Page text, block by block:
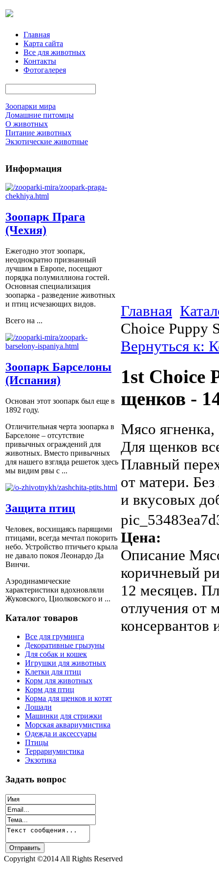
Главная
Карта сайта
Все для животных
Контакты
Фотогалерея
Зоопарки мира
Домашние питомцы
О животных
Питание животных
Экзотические животные
Информация
Зоопарк Прага
(Чехия)
Ежегодно этот зоопарк,
неоднократно признанный
лучшим в Европе, посещают
порядка полумиллиона гостей.
Основная специализация
зоопарка - разведение животных
и птиц исчезающих видов.
Всего на ...
Зоопарк Барселоны
(Испания)
Основан этот зоопарк был еще в
1892 году.
Отличительная черта зоопарка в
Барселоне – отсутствие
привычных ограждений для
животных. Вместо привычных
для нашего взгляда решеток здесь
мы видим рвы с ...
Защита птиц
Человек, восхищаясь парящими
птицами, всегда мечтал покорить
небо. Устройство птичьего крыла
не давало покоя Леонардо Да
Винчи.
Аэродинамические
характеристики вдохновляли
Жуковского, Циолковского и ...
Каталог товаров
Все для груминга
Декоративные грызуны
Для собак и кошек
Игрушки для животных
Клетки для птиц
Корм для животных
Корм для птиц
Корма для щенков и котят
Лошади
Машинки для стрижки
Морская аквариумистика
Одежда и аксессуары
Птицы
Террариумистика
Экзотика
Задать вопрос
Главная
Choice Puppy
Вернуться к:
1st Choice
щенков -
Мясо
Для щенков
Плавный
от матери.
и вкусовых
Цена:
Описание
коричневый
12 месяцев.
отлучения от
консервантов
Copyright ©2014 All Rights Reserved